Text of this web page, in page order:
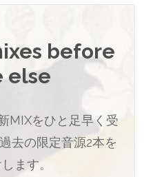
before
else
MIXをひと足早く受
去の限定音源2本を
ます。